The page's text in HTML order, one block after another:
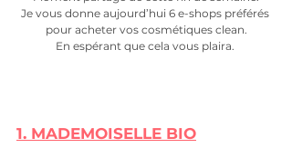
Je vous donne aujourd’hui 6 e-shops préférés
pour acheter vos cosmétiques clean.
En espérant que cela vous plaira.
1. MADEMOISELLE BIO